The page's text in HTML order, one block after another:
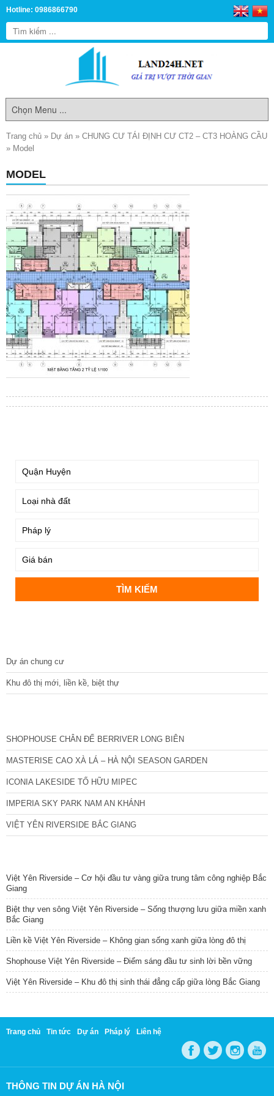
Hotline: 0986866790
Trang chủ » Dự án » CHUNG CƯ TÁI ĐỊNH CƯ CT2 – CT3 HOÀNG CẦU
» Model
MODEL
Dự án chung cư
Khu đô thị mới, liền kề, biệt thự
SHOPHOUSE CHÂN ĐẾ BERRIVER LONG BIÊN
MASTERISE CAO XÀ LÁ – HÀ NỘI SEASON GARDEN
ICONIA LAKESIDE TỐ HỮU MIPEC
IMPERIA SKY PARK NAM AN KHÁNH
VIỆT YÊN RIVERSIDE BẮC GIANG
Việt Yên Riverside – Cơ hội đầu tư vàng giữa trung tâm công nghiệp Bắc
Giang
Biệt thự ven sông Việt Yên Riverside – Sống thượng lưu giữa miền xanh
Bắc Giang
Liền kề Việt Yên Riverside – Không gian sống xanh giữa lòng đô thị
Shophouse Việt Yên Riverside – Điểm sáng đầu tư sinh lời bền vững
Việt Yên Riverside – Khu đô thị sinh thái đẳng cấp giữa lòng Bắc Giang
Trang chủ Tin tức Dự án Pháp lý Liên hệ
THÔNG TIN DỰ ÁN HÀ NỘI